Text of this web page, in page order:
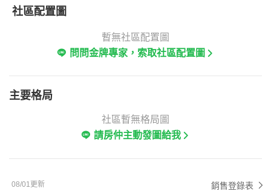
社區配置圖
暫無社區配置圖
問問金牌專家，索取社區配置圖
主要格局
社區暫無格局圖
請房仲主動發圖給我
08/01更新 銷售登錄表